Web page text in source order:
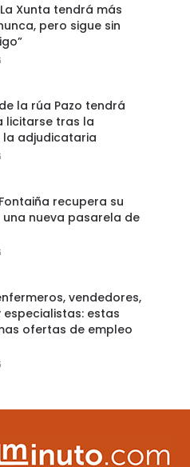
Xunta tendrá más
pero sigue sin
la rúa Pazo tendrá
licitarse tras la
la adjudicataria
recupera su
nueva pasarela de
vendedores,
especialistas: estas
ofertas de empleo